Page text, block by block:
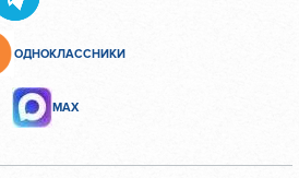
ОДНОКЛАССНИКИ
МАХ